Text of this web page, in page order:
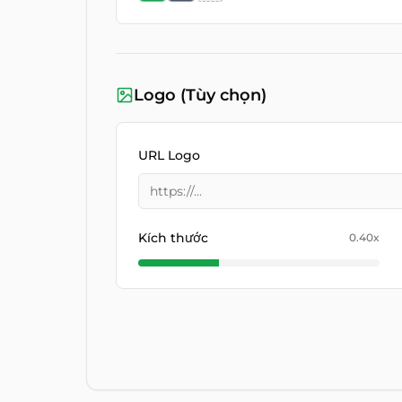
Logo (Tùy chọn)
URL Logo
Kích thước 0.40x